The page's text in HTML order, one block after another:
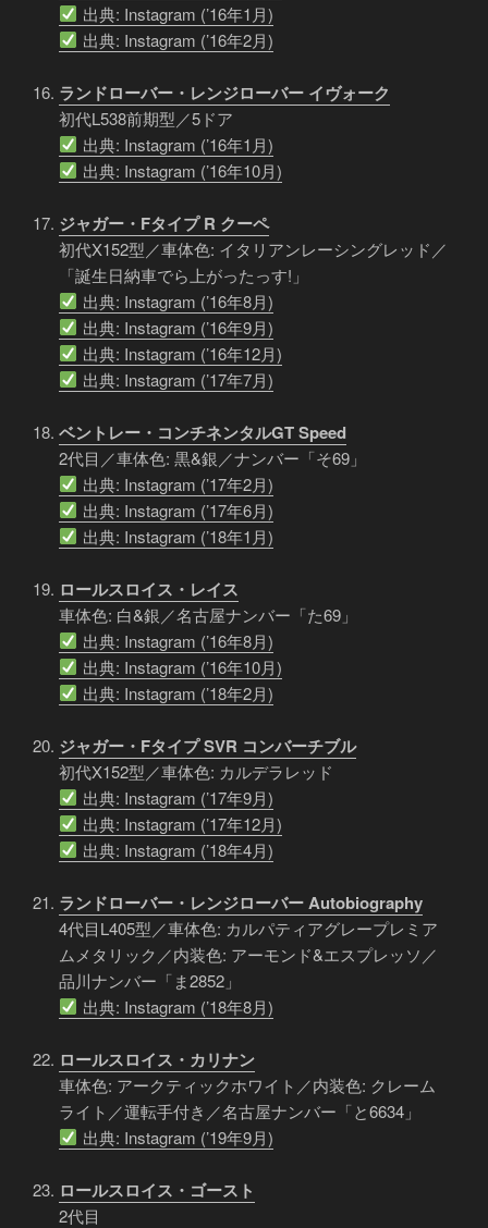
出典: Instagram (’16年1月)
出典: Instagram (’16年2月)
ランドローバー・レンジローバー イヴォーク
初代L538前期型／5ドア
出典: Instagram (’16年1月)
出典: Instagram (’16年10月)
ジャガー・Fタイプ R クーペ
初代X152型／車体色: イタリアンレーシングレッド／
「誕生日納車でら上がったっす!」
出典: Instagram (’16年8月)
出典: Instagram (’16年9月)
出典: Instagram (’16年12月)
出典: Instagram (’17年7月)
ベントレー・コンチネンタルGT Speed
2代目／車体色: 黒&銀／ナンバー「そ69」
出典: Instagram (’17年2月)
出典: Instagram (’17年6月)
出典: Instagram (’18年1月)
ロールスロイス・レイス
車体色: 白&銀／名古屋ナンバー「た69」
出典: Instagram (’16年8月)
出典: Instagram (’16年10月)
出典: Instagram (’18年2月)
ジャガー・Fタイプ SVR コンバーチブル
初代X152型／車体色: カルデラレッド
出典: Instagram (’17年9月)
出典: Instagram (’17年12月)
出典: Instagram (’18年4月)
ランドローバー・レンジローバー Autobiography
4代目L405型／車体色: カルパティアグレープレミア
ムメタリック／内装色: アーモンド&エスプレッソ／
品川ナンバー「ま2852」
出典: Instagram (’18年8月)
ロールスロイス・カリナン
車体色: アークティックホワイト／内装色: クレーム
ライト／運転手付き／名古屋ナンバー「と6634」
出典: Instagram (’19年9月)
ロールスロイス・ゴースト
2代目